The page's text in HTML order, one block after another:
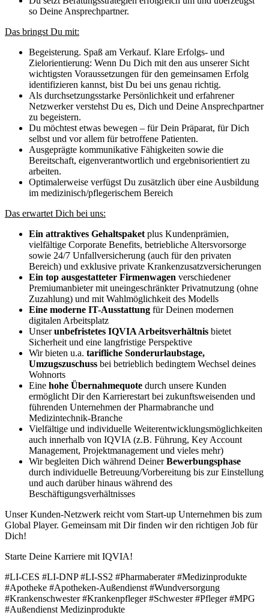
so Deine Ansprechpartner.
Das bringst Du mit:
Begeisterung. Spaß am Verkauf. Klare Erfolgs- und
Zielorientierung: Wenn Du Dich mit den aus unserer Sicht
wichtigsten Voraussetzungen für den gemeinsamen Erfolg
identifizieren kannst, bist Du bei uns genau richtig.
Als durchsetzungsstarke Persönlichkeit und erfahrener
Netzwerker verstehst Du es, Dich und Deine Ansprechpartner
zu begeistern.
Du möchtest etwas bewegen – für Dein Präparat, für Dich
selbst und vor allem für betroffene Patienten.
Ausgeprägte kommunikative Fähigkeiten sowie die
Bereitschaft, eigenverantwortlich und ergebnisorientiert zu
arbeiten.
Optimalerweise verfügst Du zusätzlich über eine Ausbildung
im medizinisch/pflegerischem Bereich
Das erwartet Dich bei uns:
Ein attraktives Gehaltspaket plus Kundenprämien,
vielfältige Corporate Benefits, betriebliche Altersvorsorge
sowie 24/7 Unfallversicherung (auch für den privaten
Bereich) und exklusive private Krankenzusatzversicherungen
Ein top ausgestatteter Firmenwagen verschiedener
Premiumanbieter mit uneingeschränkter Privatnutzung (ohne
Zuzahlung) und mit Wahlmöglichkeit des Modells
Eine moderne IT-Ausstattung für Deinen modernen
digitalen Arbeitsplatz
Unserunbefristetes IQVIA Arbeitsverhältnis bietet
Sicherheit und eine langfristige Perspektive
Wir bieten u.a. tarifliche Sonderurlaubstage,
Umzugszuschuss bei betrieblich bedingtem Wechsel deines
Wohnorts
Eine hohe Übernahmequote durch unsere Kunden
ermöglicht Dir den Karrierestart bei zukunftsweisenden und
führenden Unternehmen der Pharmabranche und
Medizintechnik-Branche
Vielfältige und individuelle Weiterentwicklungsmöglichkeiten
auch innerhalb von IQVIA (z.B. Führung, Key Account
Management, Projektmanagement und vieles mehr)
Wir begleiten Dich während DeinerBewerbungsphase
durch individuelle Betreuung/Vorbereitung bis zur Einstellung
und auch darüber hinaus während des
Beschäftigungsverhältnisses
Unser Kunden-Netzwerk reicht vom Start-up Unternehmen bis zum
Global Player. Gemeinsam mit Dir finden wir den richtigen Job für
Dich!
Starte Deine Karriere mit IQVIA!
#LI-CES #LI-DNP #LI-SS2 #Pharmaberater #Medizinprodukte
#Apotheke #Apotheken-Außendienst #Wundversorgung
#Krankenschwester #Krankenpfleger #Schwester #Pfleger #MPG
#Außendienst Medizinprodukte